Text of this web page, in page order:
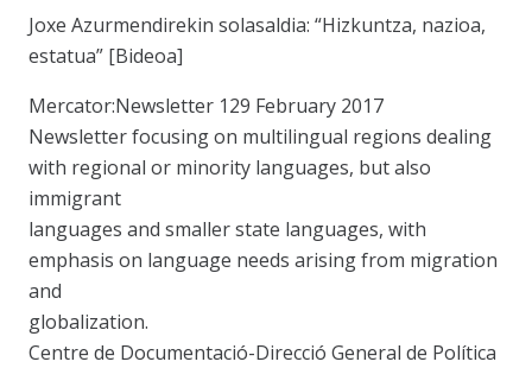
Joxe Azurmendirekin solasaldia: “Hizkuntza, nazioa,
estatua” [Bideoa]
Mercator:Newsletter 129 February 2017
Newsletter focusing on multilingual regions dealing
with regional or minority languages, but also
immigrant
languages and smaller state languages, with
emphasis on language needs arising from migration
and
globalization.
Centre de Documentació-Direcció General de Política